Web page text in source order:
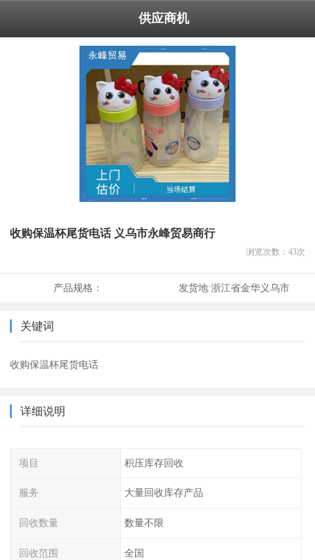
供应商机
收购保温杯尾货电话 义乌市永峰贸易商行
浏览次数： 43次
产品规格： 发货地:浙江省金华义乌市
关键词
收购保温杯尾货电话
详细说明
项目 积压库存回收
服务 大量回收库存产品
回收数量 数量不限
回收范围 全国